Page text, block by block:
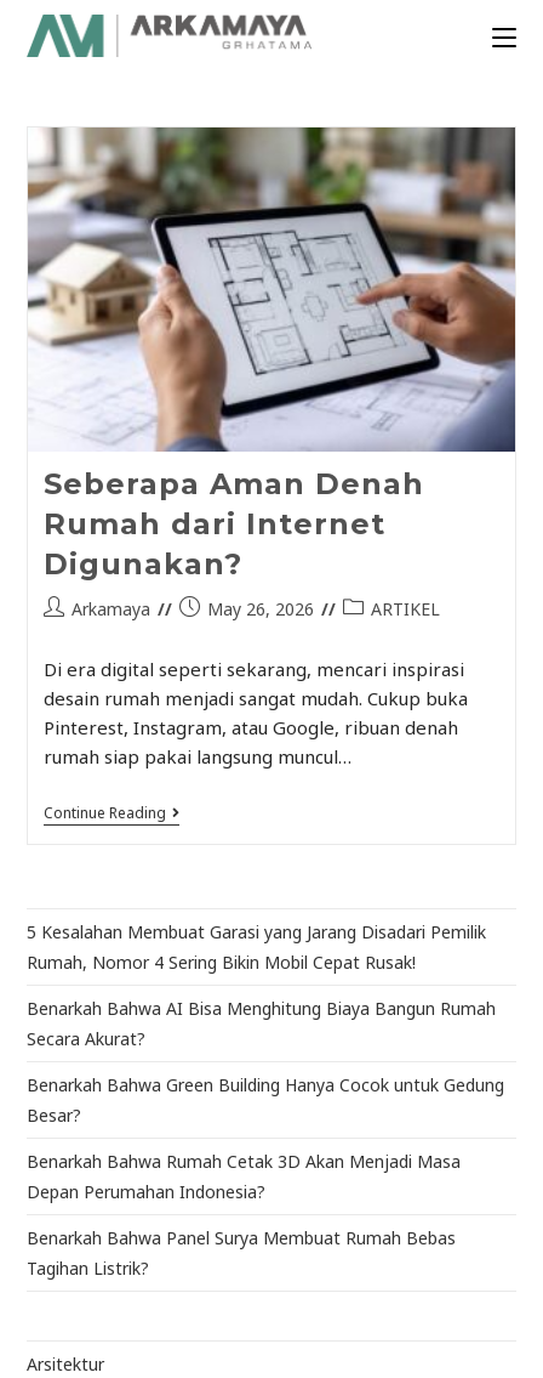
Seberapa Aman Denah
Rumah dari Internet
Digunakan?
Arkamaya May 26, 2026 ARTIKEL
Di era digital seperti sekarang, mencari inspirasi
desain rumah menjadi sangat mudah. Cukup buka
Pinterest, Instagram, atau Google, ribuan denah
rumah siap pakai langsung muncul…
Continue Reading
5 Kesalahan Membuat Garasi yang Jarang Disadari Pemilik
Rumah, Nomor 4 Sering Bikin Mobil Cepat Rusak!
Benarkah Bahwa AI Bisa Menghitung Biaya Bangun Rumah
Secara Akurat?
Benarkah Bahwa Green Building Hanya Cocok untuk Gedung
Besar?
Benarkah Bahwa Rumah Cetak 3D Akan Menjadi Masa
Depan Perumahan Indonesia?
Benarkah Bahwa Panel Surya Membuat Rumah Bebas
Tagihan Listrik?
Arsitektur